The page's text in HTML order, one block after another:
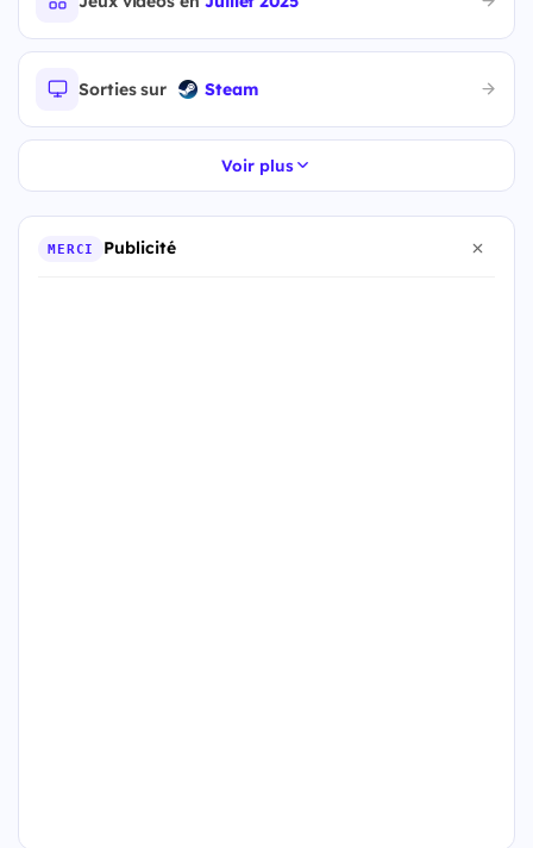
Sorties sur Steam
Voir plus
MERCI Publicité